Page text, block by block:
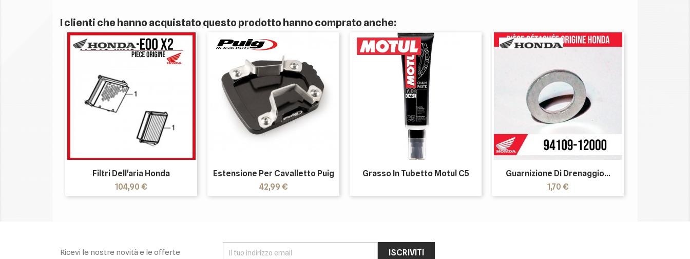
I clienti che hanno acquistato questo prodotto hanno comprato anche:
Filtri Dell'aria Honda
Prezzo
104,90 €
Estensione Per Cavalletto Puig
Prezzo
42,99 €
Grasso In Tubetto Motul C5
Guarnizione Di Drenaggio...
Prezzo
1,70 €
Ricevi le nostre novità e le offerte